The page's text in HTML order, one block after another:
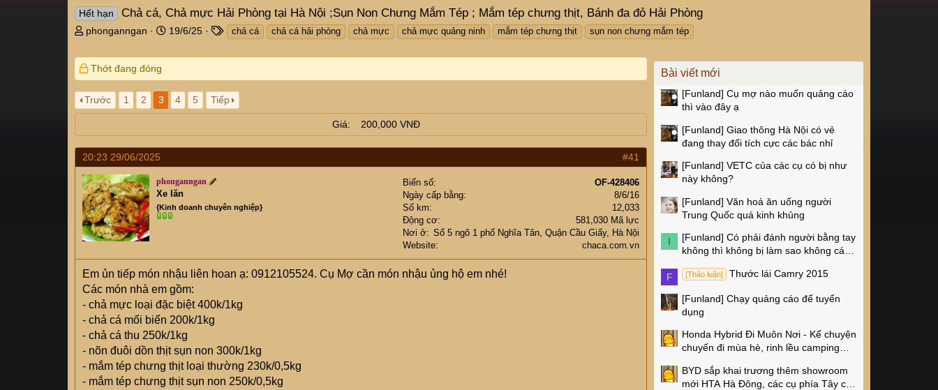
Hết hạn Chả cá, Chả mực Hải Phòng tại Hà Nội ;Sụn Non Chưng Mắm Tép ; Mắm tép chưng thịt, Bánh đa đỏ Hải Phòng
T
r
e
a
d
s
a
r
t
e
r
phonganngan
N
à
g
ử
19/6/25
T
g
chả cá chả cá hải phòng chả mực chả mực quảng ninh mắm tép chưng thịt sụn non chưng mắm tép
Thớt đang đóng
Trước 1 2 3 4 5 Tiếp
Giá 200,000 VNĐ
20:23 29/06/2025 #41
phonganngan
Xe lăn
{Kinh doanh chuyên nghiệp}
Biển số
OF-428406
Ngày cấp bằng
8/6/16
Số km
12,033
Động cơ
581,030 Mã lực
Nơi ở
Số 5 ngõ 1 phố Nghĩa Tân, Quận Cầu Giấy, Hà Nội
Website
chaca.com.vn
Em ủn tiếp món nhậu liên hoan ạ: 0912105524. Cụ Mợ cần món nhậu ủng hộ em nhé!
Các món nhà em gồm:
- chả mực loại đặc biệt 400k/1kg‭
- chả cá mối biển 200k/1kg
- chả cá thu 250k/1kg
- nõn đuôi dồn thịt sụn non 300k/1kg
- mắm tép chưng thịt loại thường 230k/0,5kg
- mắm tép chưng thịt sụn non 250k/0,5kg
Bài viết mới
[Funland] Cụ mợ nào muốn quảng cáo
thì vào đây ạ
[Funland] Giao thông Hà Nội có vẻ
đang thay đổi tích cực các bác nhỉ
[Funland] VETC của các cụ có bị như
này không?
[Funland] Văn hoá ăn uống người
Trung Quốc quá kinh khủng
I [Funland] Có phải đánh người bằng tay
không thì không bị làm sao không các
F
[Thảo luận] Thước lái Camry 2015
[Funland] Chạy quảng cáo để tuyển
dụng
Honda Hybrid Đi Muôn Nơi - Kể chuyện
chuyến đi mùa hè, rinh lều camping
BYD sắp khai trương thêm showroom
mới HTA Hà Đông, các cụ phía Tây có